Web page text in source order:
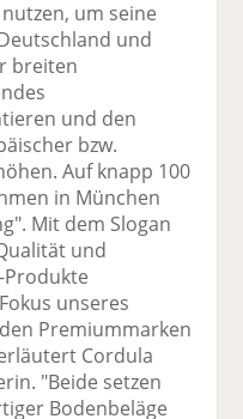
um seine
und
breiten
und den
bzw.
Auf knapp 100
in München
Mit dem Slogan
und
unseres
Premiummarken
Cordula
"Beide setzen
Bodenbeläge